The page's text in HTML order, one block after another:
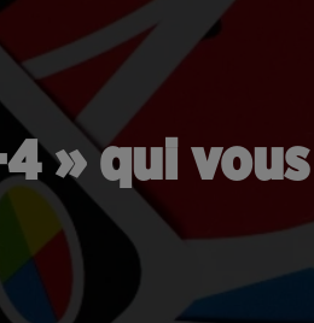
» qui